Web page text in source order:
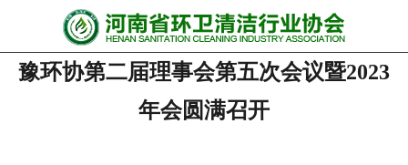
网站首页
协会动态
豫环协第二届理事会第五次会议暨2023
年会圆满召开